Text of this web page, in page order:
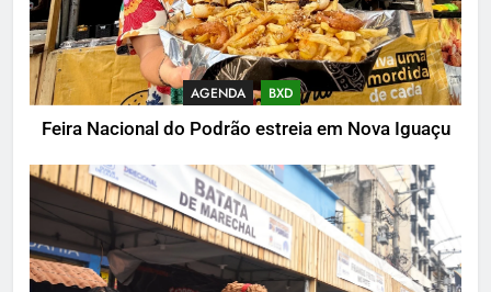
AGENDA BXD
Feira Nacional do Podrão estreia em Nova Iguaçu